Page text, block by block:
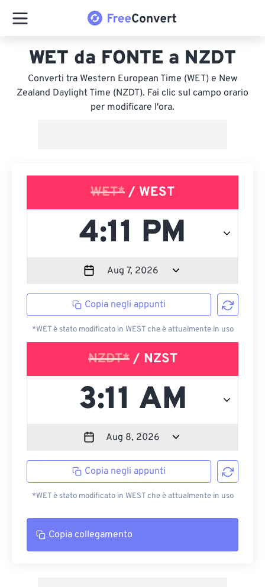
WET da FONTE a NZDT
Converti tra Western European Time (WET) e New
Zealand Daylight Time (NZDT). Fai clic sul campo orario
per modificare l'ora.
WET* / WEST
Copia negli appunti
*WET è stato modificato in WEST che è attualmente in uso
NZDT*/ NZST
Copia negli appunti
*WET è stato modificato in WEST che è attualmente in uso
Copia collegamento